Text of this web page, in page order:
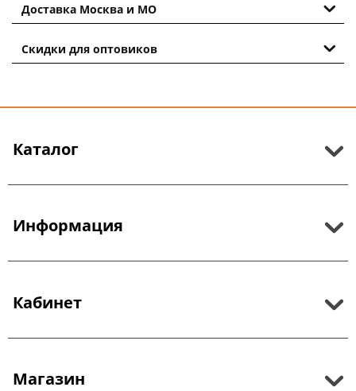
Доставка Москва и МО
Скидки для оптовиков
Каталог
Информация
Кабинет
Магазин